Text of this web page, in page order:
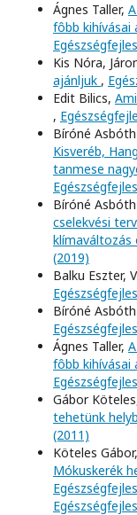
Ágnes Taller,
fôbb kihívásai
Kis Nóra,
ajánljuk ,
Edit Bilics,
,
Bíróné
Kisveréb,
tanmese
Bíróné
cselekvési
klímaváltozás
(2019)
Balku Eszter,
Bíróné
Ágnes Taller,
fôbb kihívásai
Gábor
tehetünk
(2011)
Köteles
Mókuskerék